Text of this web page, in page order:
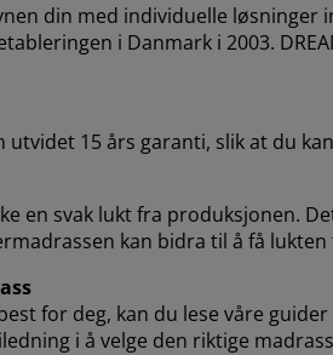
din med individuelle løsninger
i Danmark i 2003.
utvidet 15 års garanti, slik at du
en svak lukt fra produksjonen.
kan bidra til å få
for deg, kan du lese våre guider
i å velge den riktige